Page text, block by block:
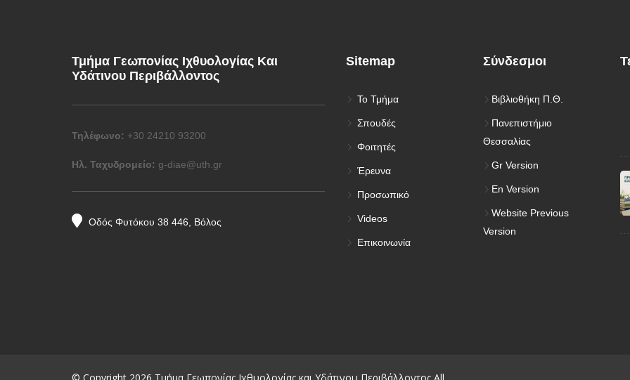
Τμήμα Γεωπονίας Ιχθυολογίας Και
Υδάτινου Περιβάλλοντος
Τηλέφωνο: +30 24210 93200
Ηλ. Ταχυδρομείο: g-diae@uth.gr
Οδός Φυτόκου 38 446, Βόλος
Sitemap
Το Τμήμα
Σπουδές
Φοιτητές
Έρευνα
Προσωπικό
Videos
Επικοινωνία
Σύνδεσμοι
Βιβλιοθήκη Π.Θ.
Πανεπιστήμιο
Θεσσαλίας
Gr Version
En Version
Website Previous
Version